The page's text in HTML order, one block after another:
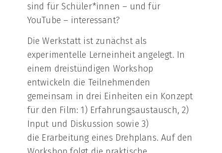
sind für Schüler*innen – und für
YouTube – interessant?
Die Werkstatt ist zunächst als
experimentelle Lerneinheit angelegt. In
einem dreistündigen Workshop
entwickeln die Teilnehmenden
gemeinsam in drei Einheiten ein Konzept
für den Film: 1) Erfahrungsaustausch, 2)
Input und Diskussion sowie 3)
die Erarbeitung eines Drehplans. Auf den